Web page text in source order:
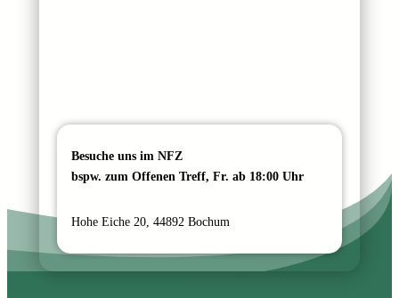
Besuche uns im NFZ
bspw. zum Offenen Treff, Fr. ab 18:00 Uhr
Hohe Eiche 20, 44892 Bochum